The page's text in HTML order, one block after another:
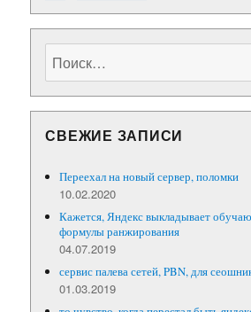
СВЕЖИЕ ЗАПИСИ
Переехал на новый сервер, поломки
10.02.2020
Кажется, Яндекс выкладывает
формулы ранжирования
04.07.2019
сервис палева сетей, PBN, для
01.03.2019